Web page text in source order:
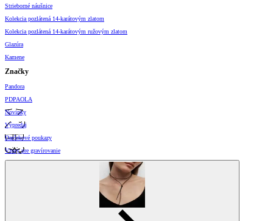
Strieborné náušnice
Kolekcia pozlátená 14-karátovým zlatom
Kolekcia pozlátená 14-karátovým ružovým zlatom
Glazúra
Kamene
Značky
Pandora
PDPAOLA
Novinky
Výpredaj
Darčekové poukazy
Vzory pre gravírovanie